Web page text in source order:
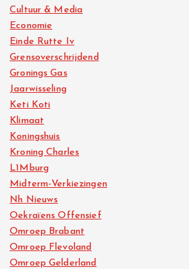
Cultuur & Media
Economie
Einde Rutte Iv
Grensoverschrijdend
Gronings Gas
Jaarwisseling
Keti Koti
Klimaat
Koningshuis
Kroning Charles
L1Mburg
Midterm-Verkiezingen
Nh Nieuws
Oekraïens Offensief
Omroep Brabant
Omroep Flevoland
Omroep Gelderland